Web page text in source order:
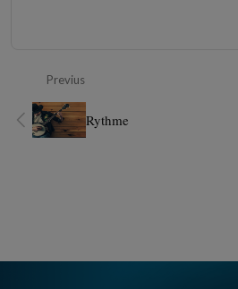
Previus
Rythme